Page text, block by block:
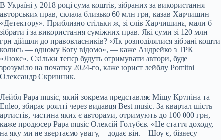
В Україні у 2018 році сума коштів, зібраних за використання
авторських прав, склала близько 60 млн грн, казав Харчишин
«Детектору». Приблизно стільки ж, зі слів Харчишина, мали б
зібрати і за використання суміжних прав. Які суми зі 120 млн
грн дійшли до правовласників? «Як розподілялися зібрані кошти
колись — одному Богу відомо», — каже Андрейко з ТРК
«Люкс». Скільки тепер будуть отримувати автори, буде
зрозуміло на початку 2024-го, каже юрист лейблу Pomitni
Олександр Скринник.
Лейбл Papa music, який зокрема представляє Мішу Крупіна та
Enleo, збирає роялті через видавця Best music. За квартал шість
артистів, частина яких є авторами, отримують до 100 000 грн,
каже продюсер Papa music Олексій Голубєв. «Це стаття доходу,
на яку ми не звертаємо увагу, – додає він. – Шоу є, бізнесу